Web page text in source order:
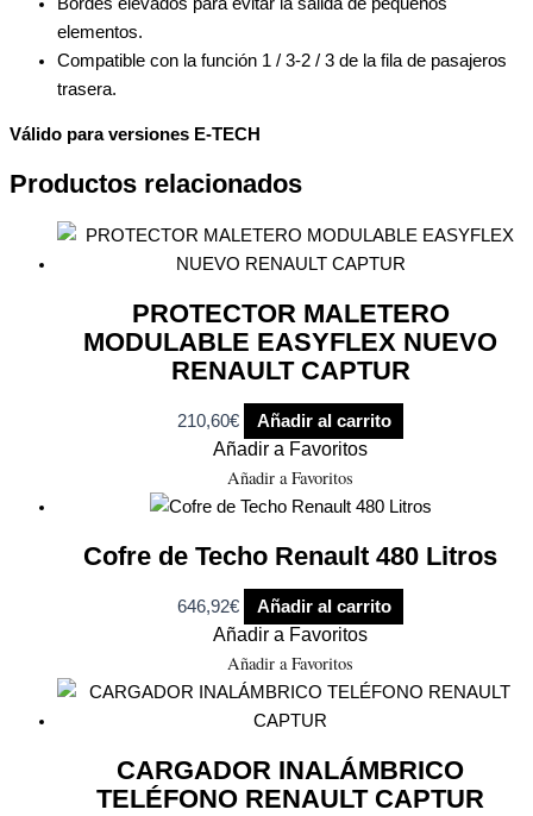
elementos.
Compatible con la función 1 / 3-2 / 3 de la fila de pasajeros
trasera.
Válido para versiones E-TECH
Productos relacionados
PROTECTOR MALETERO
MODULABLE EASYFLEX NUEVO
RENAULT CAPTUR
210,60€ Añadir al carrito
Añadir a Favoritos
Añadir a Favoritos
Cofre de Techo Renault 480 Litros
646,92€ Añadir al carrito
Añadir a Favoritos
Añadir a Favoritos
CARGADOR INALÁMBRICO
TELÉFONO RENAULT CAPTUR